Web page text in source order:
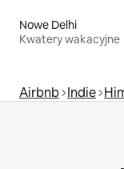
Nowe Delhi
Kwatery wakacyjne
Airbnb Indie